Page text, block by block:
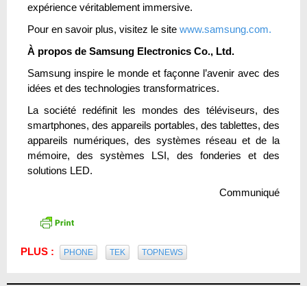
expérience véritablement immersive.
Pour en savoir plus, visitez le site www.samsung.com.
À propos de Samsung Electronics Co., Ltd.
Samsung inspire le monde et façonne l’avenir avec des
idées et des technologies transformatrices.
La société redéfinit les mondes des téléviseurs, des
smartphones, des appareils portables, des tablettes, des
appareils numériques, des systèmes réseau et de la
mémoire, des systèmes LSI, des fonderies et des
solutions LED.
Communiqué
PLUS : PHONE TEK TOPNEWS